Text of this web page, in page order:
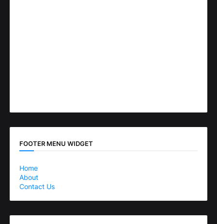
FOOTER MENU WIDGET
Home
About
Contact Us